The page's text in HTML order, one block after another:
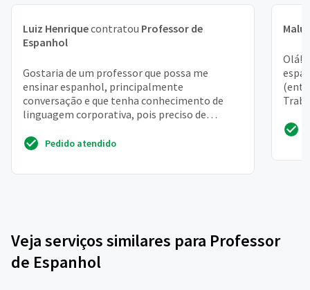
Luiz Henriquecontratou Professor de
Espanhol
Gostaria de um professor que possa me
ensinar espanhol, principalmente
conversação e que tenha conhecimento de
linguagem corporativa, pois preciso de
Pedido atendido
Malu
Olá!
Veja serviços similares para Professor
de Espanhol